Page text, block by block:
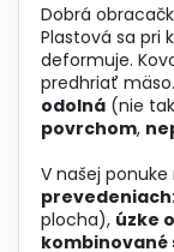
Dobrá
Plastová sa pri
deformuje.
predhriať mäso.
odolná (nie
povrchom,
V našej
prevedeniach:
plocha), úzke
kombinované